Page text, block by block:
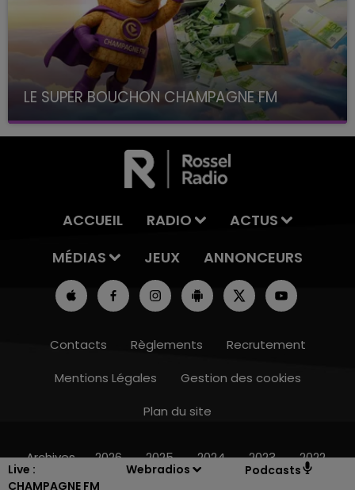
Live :
CHAMPAGNE FM
Webradios Podcasts
LE SUPER BOUCHON CHAMPAGNE FM
avec La Famille Champagne FM, à 8H10
ACCUEIL RADIO
ACTUS
MÉDIAS
JEUX ANNONCEURS
Contacts Règlements
Recrutement
Mentions Légales
Gestion des cookies
Plan du site
Archives 2026 2025 2024 2023 2022